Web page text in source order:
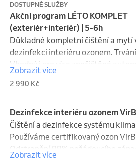
DOSTUPNÉ SLUŽBY
Akční program LÉTO KOMPLET
(exteriér+interiér) | 5-6h
Důkladné kompletní čištění a mytí
dezinfekci interiéru ozonem.
Vhodný i pro více znečištěné
sedaček / čištění kůže není
Zahrnuje INTERIÉR:
— Hloubkové vysátí a vyčištění
— Čištění nástupních plastů a gum
— Oživení a impregnace
— Kartáčování a impregnace
Zobrazit více
2 990 Kč
Dezinfekce interiéru ozonem
Čištění a dezinfekce systému
Používáme certifikovaný ozon
Odstranění 99% nežádoucího
Zobrazit více